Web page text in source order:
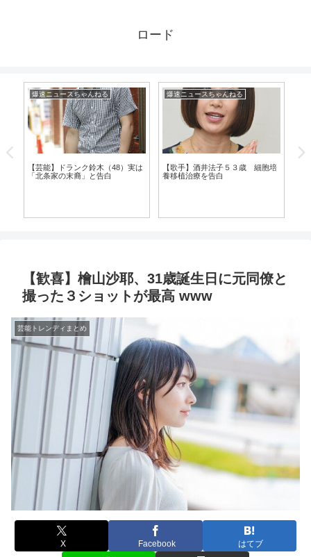
ロード
爆速ニュースちゃんねる
【芸能】ドランク鈴木（48）実は
「北条家の末裔」と告白
爆速ニュースちゃんねる
【歌手】酒井法子５３歳 細胞培
養移植治療を告白
【歓喜】檜山沙耶、31歳誕生日に元同僚と
撮った３ショットが最高 www
芸能トレンディまとめ
X Facebook はてブ